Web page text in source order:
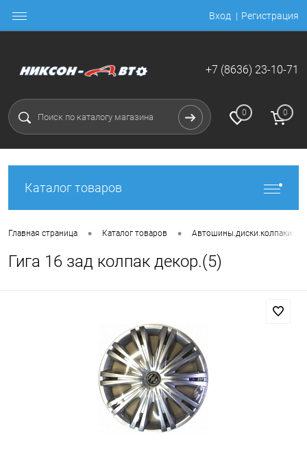
Вход Регистрация
+7 (8636) 23-10-71
0 0
Каталог товаров
Главная страница • Каталог товаров • Автошины.диски.колпаки
Гига 16 зад колпак декор.(5)